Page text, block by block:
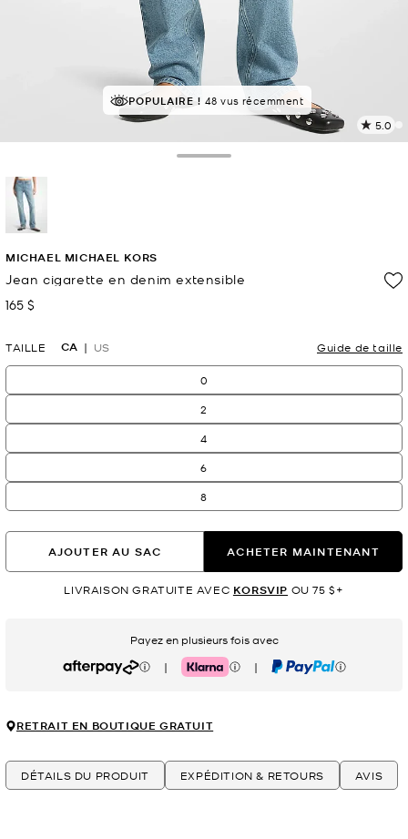
POPULAIRE ! 48 vus récemment
5.0
MICHAEL MICHAEL KORS
Jean cigarette en denim extensible
maintenant
165 $
TAILLE CA US Guide de taille
0
2
4
6
8
AJOUTER AU SAC ACHETER MAINTENANT
LIVRAISON GRATUITE AVEC KORSVIP OU 75 $+
Payez en plusieurs fois avec
Afterpay | Klarna | PayPal
RETRAIT EN BOUTIQUE GRATUIT
DÉTAILS DU PRODUIT EXPÉDITION & RETOURS AVIS